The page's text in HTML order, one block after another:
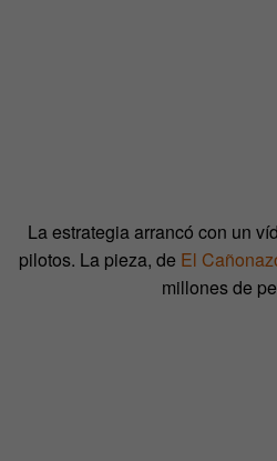
La estrategia arrancó con un
pilotos. La pieza, de El
millones de